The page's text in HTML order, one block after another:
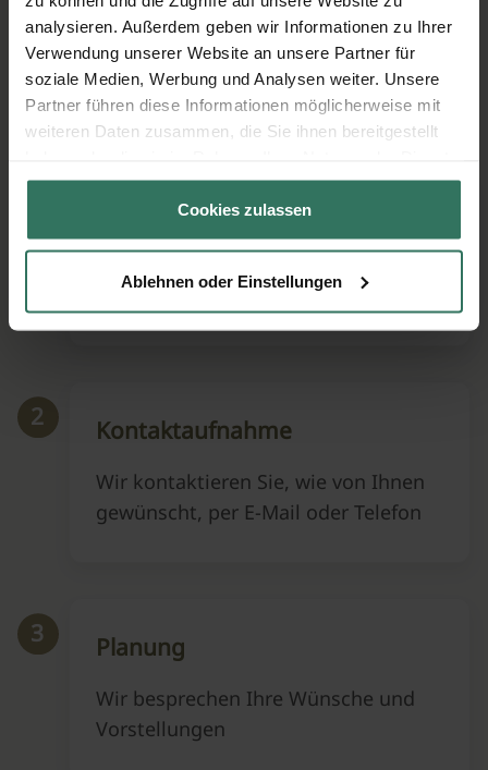
analysieren. Außerdem geben wir Informationen zu Ihrer
Verwendung unserer Website an unsere Partner für
soziale Medien, Werbung und Analysen weiter. Unsere
Partner führen diese Informationen möglicherweise mit
weiteren Daten zusammen, die Sie ihnen bereitgestellt
gesammelt haben.
Cookies zulassen
Ablehnen oder Einstellungen
Wie läuft eine BaumFrieden
Beerdigung ab?
Von der Buchung bis zur Beisetzung
Kontaktdaten
mit
2 Kontaktaufnahme
Wir kontaktieren Sie, wie von Ihnen
gewünscht, per E-Mail oder Telefon
3 Planung
Wir besprechen Ihre Wünsche und
Vorstellungen